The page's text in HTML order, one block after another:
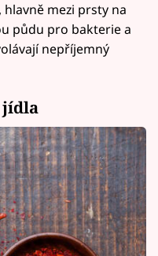
mezi prsty na
půdu pro bakterie a
nepříjemný
jídla